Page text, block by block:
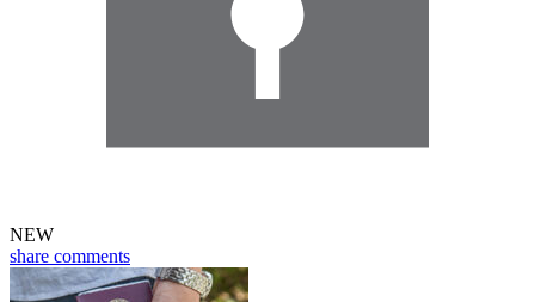
NEW
share comments